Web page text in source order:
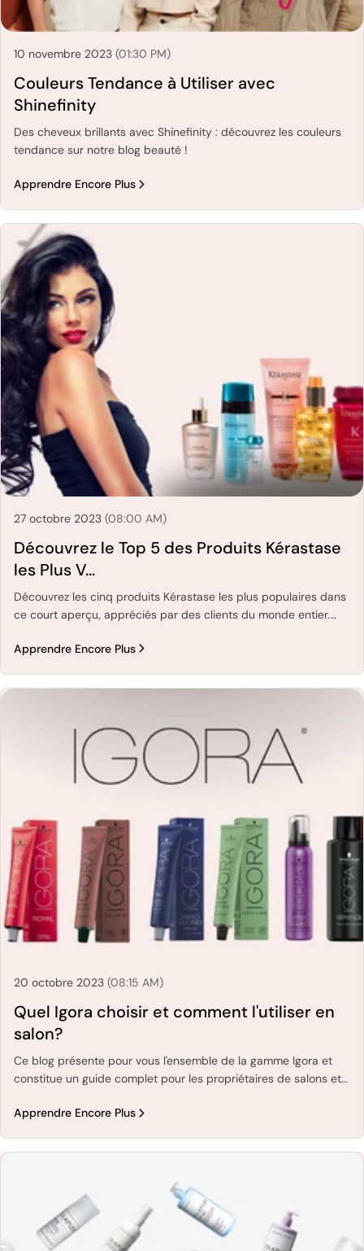
10 novembre 2023 (01:30 PM)
Couleurs Tendance à Utiliser avec
Shinefinity
Des cheveux brillants avec Shinefinity : découvrez les couleurs
tendance sur notre blog beauté !
Apprendre Encore Plus
27 octobre 2023 (08:00 AM)
Découvrez le Top 5 des Produits Kérastase
les Plus V...
Découvrez les cinq produits Kérastase les plus populaires dans
ce court aperçu, appréciés par des clients du monde entier.
Apprendre Encore Plus
20 octobre 2023 (08:15 AM)
Quel Igora choisir et comment l'utiliser en
salon?
Ce blog présente pour vous l'ensemble de la gamme Igora et
constitue un guide complet pour les propriétaires de salons et
de la teinte parfaite et les soins à apporter à vos cheveux après
Apprendre Encore Plus